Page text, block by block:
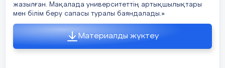
жазылған. Мақалада университеттің артықшылықтары
мен білім беру сапасы туралы баяндалады.»
Материалды жүктеу